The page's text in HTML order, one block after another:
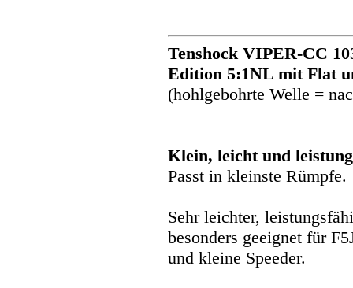
Tenshock VIPER-CC
Edition 5:1NL mit Flat
(hohlgebohrte Welle =
Klein, leicht und
Passt in kleinste Rümpfe.
Sehr leichter,
besonders geeignet für
und kleine Speeder.